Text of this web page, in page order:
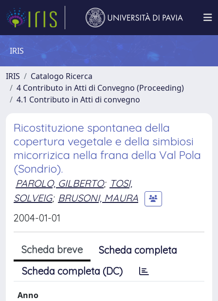
IRIS
IRIS
Catalogo Ricerca
4 Contributo in Atti di Convegno (Proceeding)
4.1 Contributo in Atti di convegno
Ricostituzione spontanea della
copertura vegetale e della simbiosi
micorrizica nella frana della Val Pola
(Sondrio).
PAROLO, GILBERTO; TOSI,
SOLVEIG; BRUSONI, MAURA
2004-01-01
Scheda breve
Scheda completa
Scheda completa (DC)
Anno